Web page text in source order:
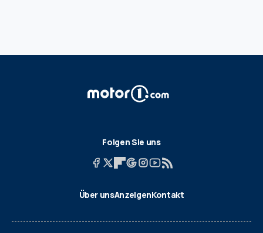
Folgen Sie uns
Über unsAnzeigenKontakt